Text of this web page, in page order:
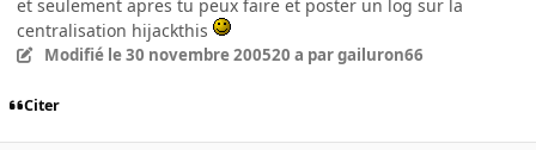
et seulement apres tu peux faire et poster un log sur la
centralisation hijackthis
Modifié le 30 novembre 200520 a par gailuron66
Citer